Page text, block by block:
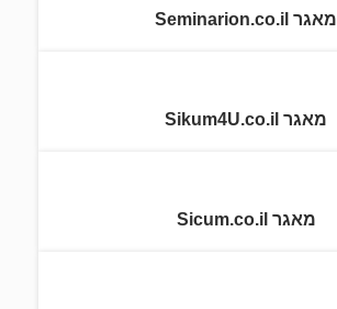
מאגר Seminarion.co.il
מאגר Sikum4U.co.il
מאגר Sicum.co.il